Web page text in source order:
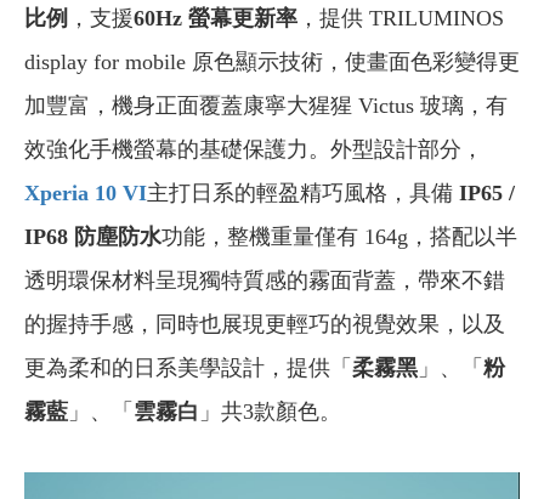
比例 ，支援60Hz 螢幕更新率 ，提供 TRILUMINOS
display for mobile 原色顯示技術，使畫面色彩變得更
加豐富，機身正面覆蓋康寧大猩猩 Victus 玻璃，有
效強化手機螢幕的基礎保護力。外型設計部分，
Xperia 10 VI主打日系的輕盈精巧風格，具備 IP65 /
IP68 防塵防水功能，整機重量僅有 164g，搭配以半
透明環保材料呈現獨特質感的霧面背蓋，帶來不錯
的握持手感，同時也展現更輕巧的視覺效果，以及
更為柔和的日系美學設計，提供「 柔霧黑 」、「 粉
霧藍 」、「 雲霧白 」共3款顏色。